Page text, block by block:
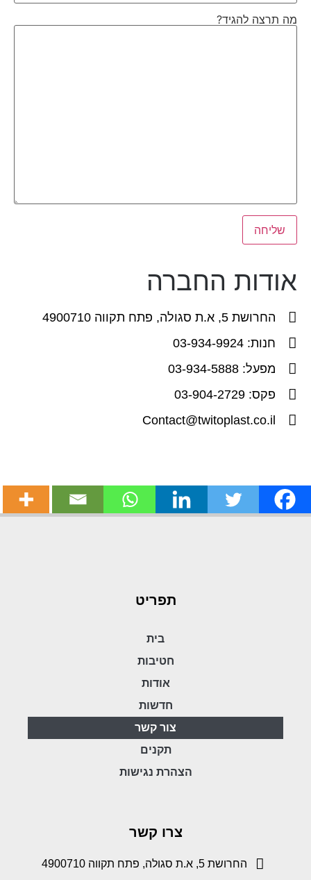
מה תרצה להגיד?
אודות החברה
החרושת 5, א.ת סגולה, פתח תקווה 4900710
חנות: 03-934-9924
מפעל: 03-934-5888
פקס: 03-904-2729
Contact@twitoplast.co.il
תפריט
בית
חטיבות
אודות
חדשות
צור קשר
תקנים
הצהרת נגישות
צרו קשר
החרושת 5, א.ת סגולה, פתח תקווה 4900710